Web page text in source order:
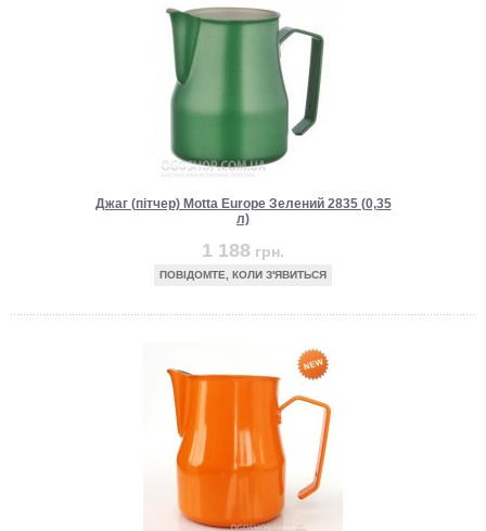
Джаг (пітчер) Motta Europe Зелений 2835 (0,35
л)
1 188 грн.
ПОВІДОМТЕ, КОЛИ З'ЯВИТЬСЯ